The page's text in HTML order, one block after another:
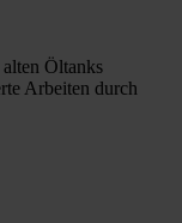
Öltanks
Arbeiten durch